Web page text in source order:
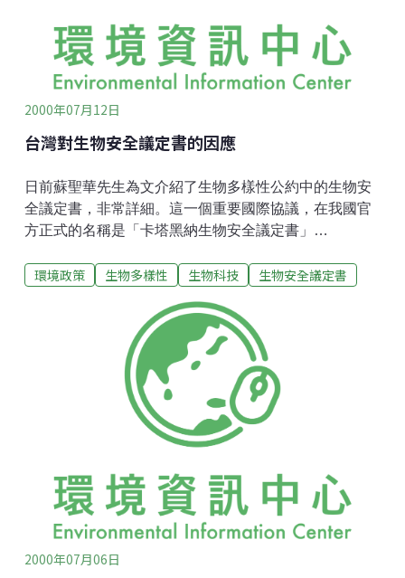
現代生物技術的精製及放大，成就無可限量的生物產業
並回而貢獻於生物多樣性之維護。 生物多樣性與人類文
2000年07月12日
台灣對生物安全議定書的因應
日前蘇聖華先生為文介紹了生物多樣性公約中的生物安
全議定書，非常詳細。這一個重要國際協議，在我國官
方正式的名稱是「卡塔黑納生物安全議定書」
例，照西班牙語直接音譯哥倫比亞該城市名字而來。蘇
規定」，而遭受制裁，恐怕是部分過慮了。生物安全議
定書是近年來最重要的國際環保協定。其主旨是出於人
類對地球生態環境的關懷，在聯合國努力策動之下，首
度成功的將「預警原則」(Precautionary Principle)的環
保觀念訴諸正式文字，具有約束力的國際條約，從今年
五月在奈羅比開始簽約以來，估計大概明、後年，經簽
約各國分別通過其國內立法程序認定，便可實施。台灣
後，國會則根本拒絕認可簽約。美國以世界上最主要改
性活生物(LMO)
環境政策 生物多樣性 生物科技 生物安全議定書
2000年07月06日